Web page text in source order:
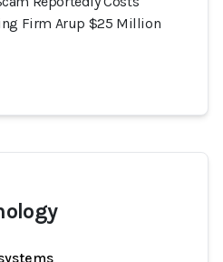
Firm Arup $25 Million